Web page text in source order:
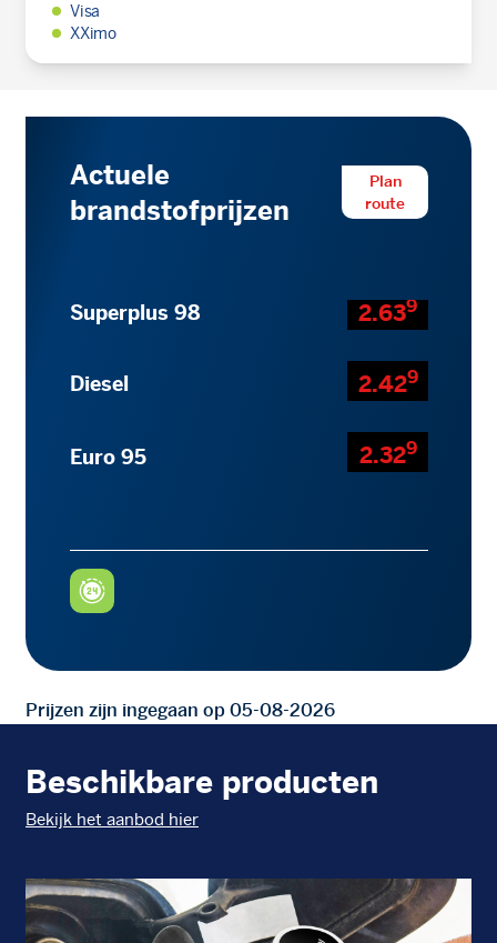
Visa
XXimo
Actuele
brandstofprijzen
Plan
route
Superplus 98 2.639
Diesel 2.429
Euro 95 2.329
Prijzen zijn ingegaan op 05-08-2026
Beschikbare producten
Bekijk het aanbod hier